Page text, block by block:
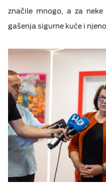
značile mnogo, a za
gašenja sigurne kuće i